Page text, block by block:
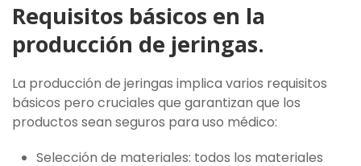
Requisitos básicos en la
producción de jeringas.
La producción de jeringas implica varios requisitos
básicos pero cruciales que garantizan que los
productos sean seguros para uso médico:
Selección de materiales: todos los materiales